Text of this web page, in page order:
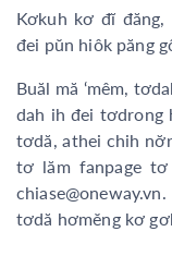
Kơkuh kơ đĭ
đei pŭn hiôk păng
Buăl mă ‘mêm,
dah ih đei
tơdă, athei chih
tơ lăm fanpage tơ
tơdă hơmĕng kơ